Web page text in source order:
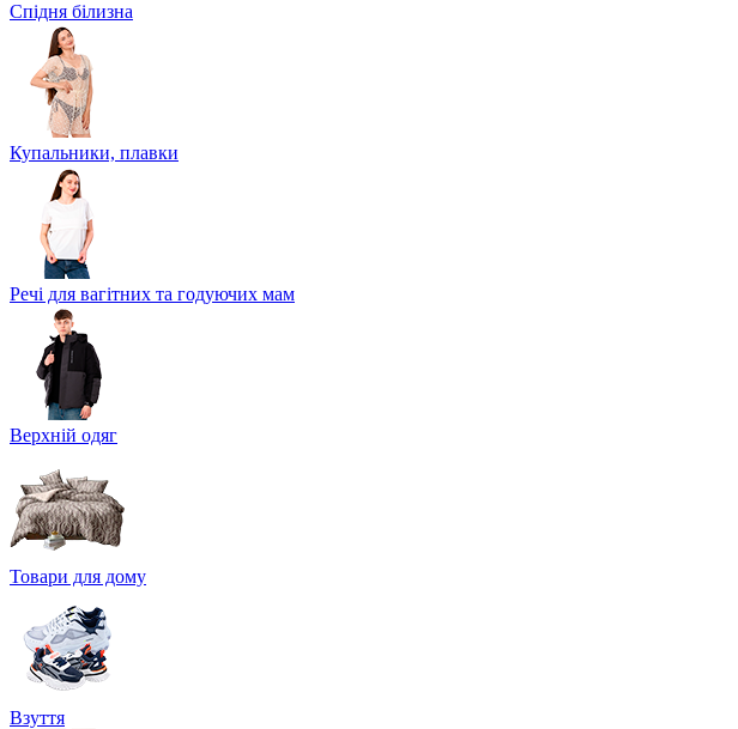
Спідня білизна
Купальники, плавки
Речі для вагітних та годуючих мам
Верхній одяг
Товари для дому
Взуття